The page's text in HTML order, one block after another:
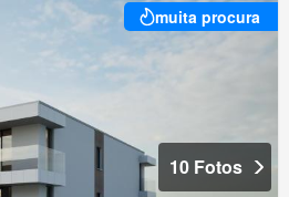
muita procura
10 Fotos